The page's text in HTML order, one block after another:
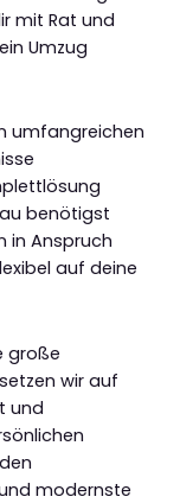
mit Rat und
Umzug
umfangreichen
benötigst
in Anspruch
auf deine
große
wir auf
und
modernste